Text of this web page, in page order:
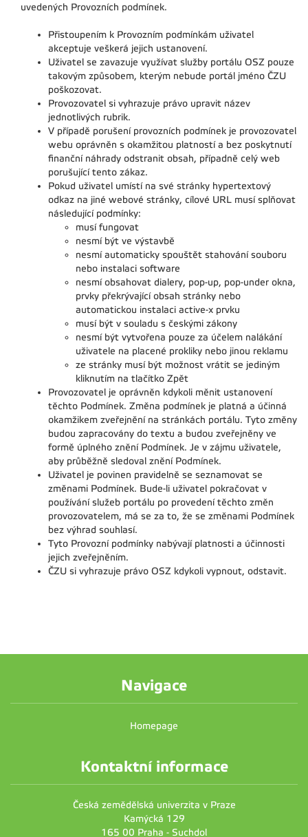
uvedených Provozních podmínek.
Přistoupením k Provozním podmínkám uživatel
akceptuje veškerá jejich ustanovení.
Uživatel se zavazuje využívat služby portálu OSZ pouze
takovým způsobem, kterým nebude portál jméno ČZU
poškozovat.
Provozovatel si vyhrazuje právo upravit název
jednotlivých rubrik.
V případě porušení provozních podmínek je provozovatel
webu oprávněn s okamžitou platností a bez poskytnutí
finanční náhrady odstranit obsah, případně celý web
porušující tento zákaz.
Pokud uživatel umístí na své stránky hypertextový
odkaz na jiné webové stránky, cílové URL musí splňovat
následující podmínky:
musí fungovat
nesmí být ve výstavbě
nesmí automaticky spouštět stahování souboru
nebo instalaci software
nesmí obsahovat dialery, pop-up, pop-under okna,
prvky překrývající obsah stránky nebo
automatickou instalaci active-x prvku
musí být v souladu s českými zákony
nesmí být vytvořena pouze za účelem nalákání
uživatele na placené prokliky nebo jinou reklamu
ze stránky musí být možnost vrátit se jediným
kliknutím na tlačítko Zpět
Provozovatel je oprávněn kdykoli měnit ustanovení
těchto Podmínek. Změna podmínek je platná a účinná
okamžikem zveřejnění na stránkách portálu. Tyto změny
budou zapracovány do textu a budou zveřejněny ve
formě úplného znění Podmínek. Je v zájmu uživatele,
aby průběžně sledoval znění Podmínek.
Uživatel je povinen pravidelně se seznamovat se
změnami Podmínek. Bude-li uživatel pokračovat v
používání služeb portálu po provedení těchto změn
provozovatelem, má se za to, že se změnami Podmínek
bez výhrad souhlasí.
Tyto Provozní podmínky nabývají platnosti a účinnosti
jejich zveřejněním.
ČZU si vyhrazuje právo OSZ kdykoli vypnout, odstavit.
Navigace
Homepage
Kontaktní informace
Česká zemědělská univerzita v Praze
Kamýcká 129
165 00 Praha - Suchdol